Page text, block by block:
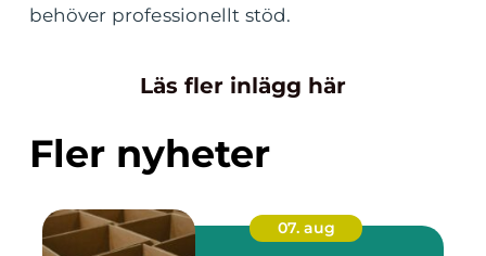
behöver professionellt stöd.
Läs fler inlägg här
Fler nyheter
07. aug